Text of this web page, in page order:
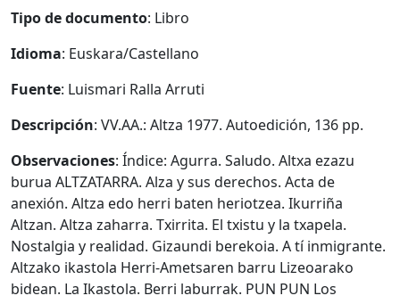
Tipo de documento: Libro
Idioma: Euskara/Castellano
Fuente: Luismari Ralla Arruti
Descripción: VV.AA.: Altza 1977. Autoedición, 136 pp.
Observaciones: Índice: Agurra. Saludo. Altxa ezazu
burua ALTZATARRA. Alza y sus derechos. Acta de
anexión. Altza edo herri baten heriotzea. Ikurriña
Altzan. Altza zaharra. Txirrita. El txistu y la txapela.
Nostalgia y realidad. Gizaundi berekoia. A tí inmigrante.
Altzako ikastola Herri-Ametsaren barru Lizeoarako
bidean. La Ikastola. Berri laburrak. PUN PUN Los